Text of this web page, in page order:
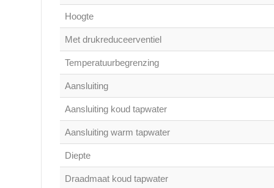
Hoogte
Met drukreduceerventiel
Temperatuurbegrenzing
Aansluiting
Aansluiting koud tapwater
Aansluiting warm tapwater
Diepte
Draadmaat koud tapwater